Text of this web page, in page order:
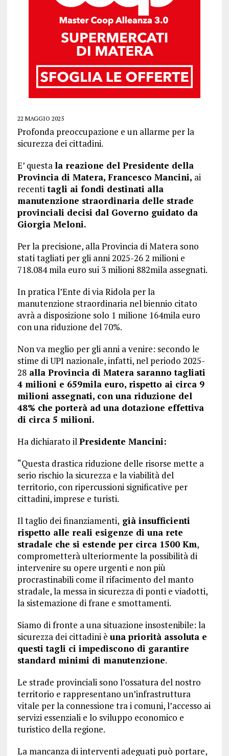
22 MAGGIO 2025
Profonda preoccupazione e un allarme per la
sicurezza dei cittadini.
E’ questala reazione del Presidente della
Provincia di Matera, Francesco Mancini, ai
recentitagli ai fondi destinati alla
manutenzione straordinaria delle strade
provinciali decisi dal Governo guidato da
Giorgia Meloni.
Per la precisione, alla Provincia di Matera sono
stati tagliati per gli anni 2025-26 2 milioni e
718.084 mila euro sui 3 milioni 882mila assegnati.
In pratica l’Ente di via Ridola per la
manutenzione straordinaria nel biennio citato
avrà a disposizione solo 1 milione 164mila euro
con una riduzione del 70%.
Non va meglio per gli anni a venire: secondo le
stime di UPI nazionale, infatti, nel periodo 2025-
28alla Provincia di Matera saranno tagliati
4 milioni e 659mila euro, rispetto ai circa 9
milioni assegnati, con una riduzione del
48% che porterà ad una dotazione effettiva
di circa 5 milioni.
Ha dichiarato ilPresidente Mancini:
“Questa drastica riduzione delle risorse mette a
serio rischio la sicurezza e la viabilità del
territorio, con ripercussioni significative per
cittadini, imprese e turisti.
Il taglio dei finanziamenti, già insufficienti
rispetto alle reali esigenze di una rete
stradale che si estende per circa 1500 Km,
comprometterà ulteriormente la possibilità di
intervenire su opere urgenti e non più
procrastinabili come il rifacimento del manto
stradale, la messa in sicurezza di ponti e viadotti,
la sistemazione di frane e smottamenti.
Siamo di fronte a una situazione insostenibile: la
sicurezza dei cittadini è una priorità assoluta e
questi tagli ci impediscono di garantire
standard minimi di manutenzione.
Le strade provinciali sono l’ossatura del nostro
territorio e rappresentano un’infrastruttura
vitale per la connessione tra i comuni, l’accesso ai
servizi essenziali e lo sviluppo economico e
turistico della regione.
La mancanza di interventi adeguati può portare,